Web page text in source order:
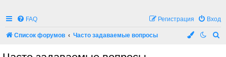
FAQ Вход
Регистрация
Список форумов Часто задаваемые вопросы